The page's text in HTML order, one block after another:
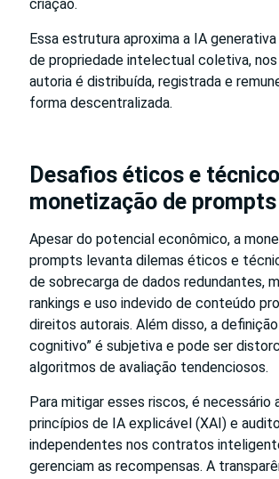
criação.
Essa estrutura aproxima a IA
de propriedade intelectual coletiva, nos
autoria é distribuída, registrada e
forma descentralizada.
Desafios éticos e
monetização de prompts
Apesar do potencial econômico, a
prompts levanta dilemas éticos e
de sobrecarga de dados redundantes,
rankings e uso indevido de conteúdo
direitos autorais. Além disso, a
cognitivo” é subjetiva e pode ser
algoritmos de avaliação tendenciosos.
Para mitigar esses riscos, é necessário
princípios de IA explicável (XAI) e
independentes nos contratos
gerenciam as recompensas. A